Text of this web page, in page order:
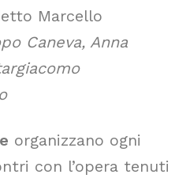
Marcello
Caneva, Anna
organizzano ogni
con l’opera tenuti